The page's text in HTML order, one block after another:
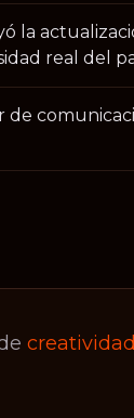
la
real del
de